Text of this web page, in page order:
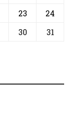
23
24
30
31